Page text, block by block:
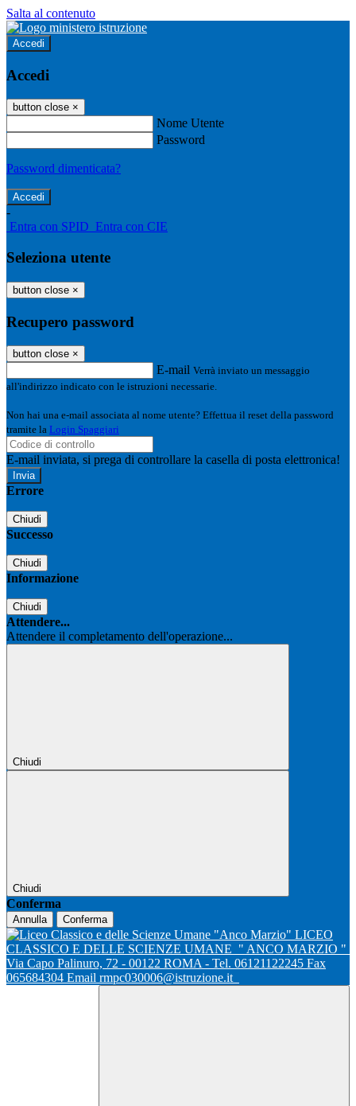
Salta al contenuto
Accedi
Accedi
button close ×
Nome Utente
Password
Password dimenticata?
-
Entra con SPID Entra con CIE
Seleziona utente
button close ×
Recupero password
button close ×
E-mail Verrà inviato un messaggio
all'indirizzo indicato con le istruzioni necessarie.
Non hai una e-mail associata al nome utente? Effettua il reset della password
tramite la Login Spaggiari
E-mail inviata, si prega di controllare la casella di posta elettronica!
Errore
Chiudi
Successo
Chiudi
Informazione
Chiudi
Attendere...
Attendere il completamento dell'operazione...
Chiudi
Chiudi
Conferma
Annulla Conferma
LICEO
CLASSICO E DELLE SCIENZE UMANE " ANCO MARZIO "
Via Capo Palinuro, 72 - 00122 ROMA - Tel. 06121122245 Fax
065684304 Email rmpc030006@istruzione.it